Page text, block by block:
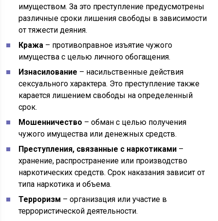
имуществом. За это преступление предусмотрены
различные сроки лишения свободы в зависимости
от тяжести деяния.
Кража – противоправное изъятие чужого
имущества с целью личного обогащения.
Изнасилование – насильственные действия
сексуального характера. Это преступление также
карается лишением свободы на определенный
срок.
Мошенничество – обман с целью получения
чужого имущества или денежных средств.
Преступления, связанные с наркотиками –
хранение, распространение или производство
наркотических средств. Срок наказания зависит от
типа наркотика и объема.
Терроризм – организация или участие в
террористической деятельности.